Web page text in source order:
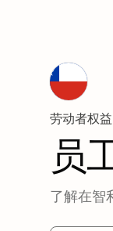
劳动者权
员
了解在智